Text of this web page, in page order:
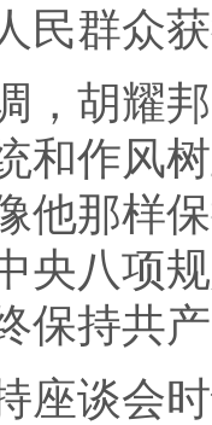
民群众
胡耀邦
和作风
他那样
央八项
保持共
谈会时